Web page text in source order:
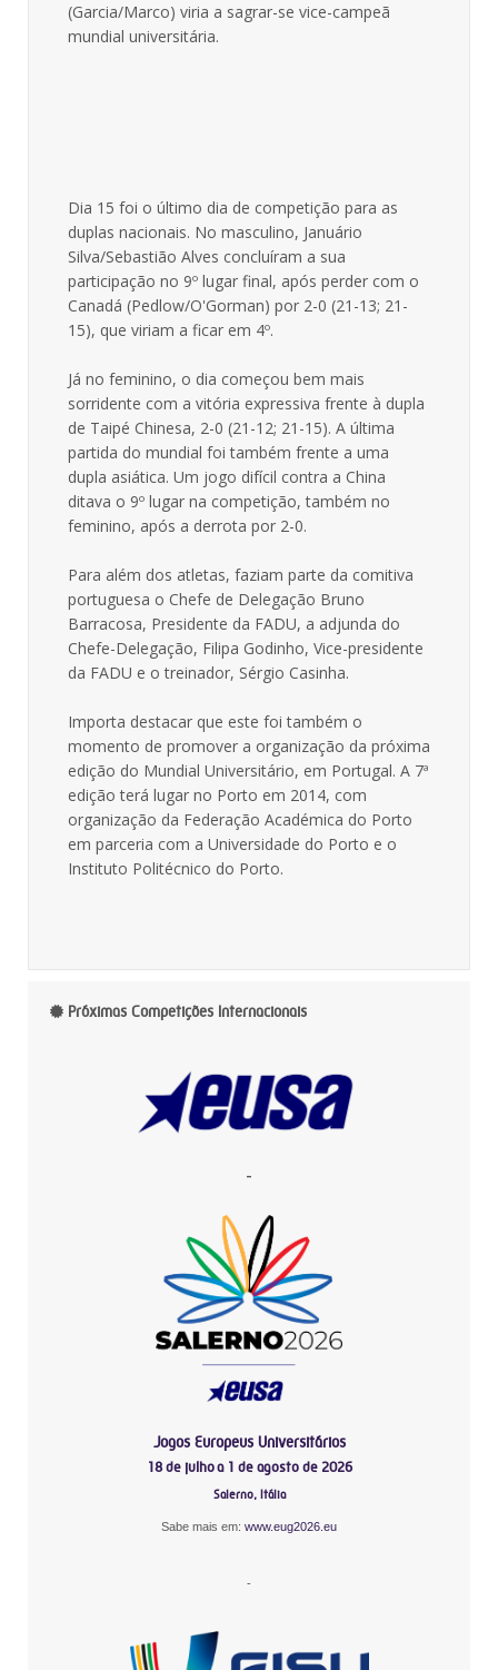
(Garcia/Marco) viria a sagrar-se vice-campeã
mundial universitária.
Dia 15 foi o último dia de competição para as
duplas nacionais. No masculino, Januário
Silva/Sebastião Alves concluíram a sua
participação no 9º lugar final, após perder com o
Canadá (Pedlow/O'Gorman) por 2-0 (21-13; 21-
15), que viriam a ficar em 4º.
Já no feminino, o dia começou bem mais
sorridente com a vitória expressiva frente à dupla
de Taipé Chinesa, 2-0 (21-12; 21-15). A última
partida do mundial foi também frente a uma
dupla asiática. Um jogo difícil contra a China
ditava o 9º lugar na competição, também no
feminino, após a derrota por 2-0.
Para além dos atletas, faziam parte da comitiva
portuguesa o Chefe de Delegação Bruno
Barracosa, Presidente da FADU, a adjunda do
Chefe-Delegação, Filipa Godinho, Vice-presidente
da FADU e o treinador, Sérgio Casinha.
Importa destacar que este foi também o
momento de promover a organização da próxima
edição do Mundial Universitário, em Portugal. A 7ª
edição terá lugar no Porto em 2014, com
organização da Federação Académica do Porto
em parceria com a Universidade do Porto e o
Instituto Politécnico do Porto.
Próximas Competições Internacionais
-
Jogos Europeus Universitários
18 de julho a 1 de agosto de 2026
Salerno, Itália
Sabe mais em: www.eug2026.eu
-